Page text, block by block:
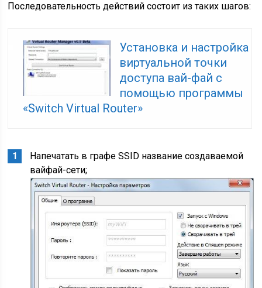
Последовательность действий состоит из таких шагов:
Установка и настройка
виртуальной точки
доступа вай-фай с
помощью программы
«Switch Virtual Router»
Напечатать в графе SSID название создаваемой
вайфай-сети;